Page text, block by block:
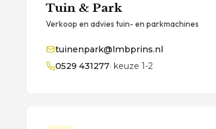
Tuin & Park
Verkoop en advies tuin- en parkmachines
tuinenpark@lmbprins.nl
0529 431277· keuze 1-2